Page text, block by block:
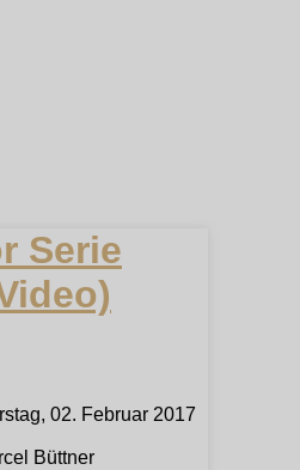
Serie
02. Februar 2017
Büttner